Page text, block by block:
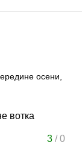
осени,
вотка
3/0